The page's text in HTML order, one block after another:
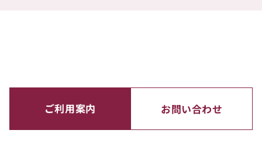
ご利用案内 お問い合わせ